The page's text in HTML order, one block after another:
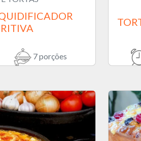
7 porções